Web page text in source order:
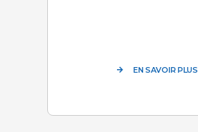
EN SAVOIR PLUS